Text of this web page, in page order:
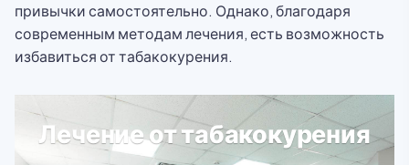
привычки самостоятельно. Однако, благодаря
современным методам лечения, есть возможность
избавиться от табакокурения.
Лечение от табакокурения